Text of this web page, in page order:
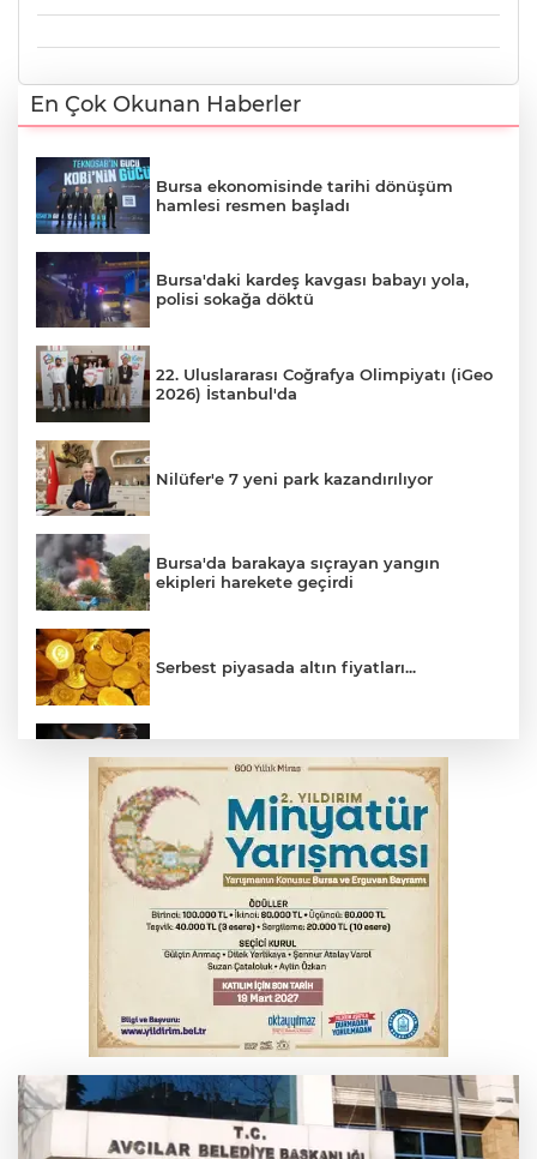
En Çok Okunan Haberler
Bursa ekonomisinde tarihi dönüşüm
hamlesi resmen başladı
Bursa'daki kardeş kavgası babayı yola,
polisi sokağa döktü
22. Uluslararası Coğrafya Olimpiyatı (iGeo
2026) İstanbul'da
Nilüfer'e 7 yeni park kazandırılıyor
Bursa'da barakaya sıçrayan yangın
ekipleri harekete geçirdi
Serbest piyasada altın fiyatları...
Yargıtay’dan primle çalışanlara müjde
Bursa’da bugün hava nasıl olacak?
Osmangazi’de iş arayanlara destek
TOFAŞ Basketbol'da sağlık kontrolleri
başladı